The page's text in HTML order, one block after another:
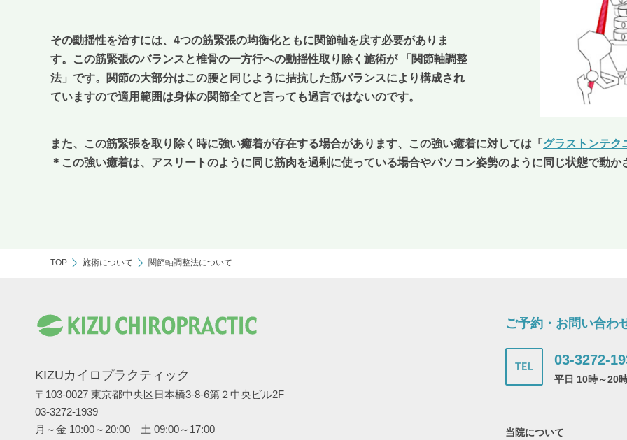
その動揺性を治すには、4つの筋緊張の均衡化ともに関節軸を戻す必要がありま
す。この筋緊張のバランスと椎骨の一方行への動揺性取り除く施術が 「関節軸調整
法」です。関節の大部分はこの腰と同じように拮抗した筋バランスにより構成され
ていますので適用範囲は身体の関節全てと言っても過言ではないのです。
また、この筋緊張を取り除く時に強い癒着が存在する場合があります、この強い癒着に対しては「 グラストンテク
＊この強い癒着は、アスリートのように同じ筋肉を過剰に使っている場合やパソコン姿勢のように同じ状態で動
TOP 施術について 関節軸調整法について
KIZUカイロプラクティック
〒103-0027 東京都中央区日本橋3-8-6第２中央ビル2F
03-3272-1939
月～金 10:00～20:00 土 09:00～17:00
ご予約・お問い合わ
03-3272-
平日 10時～20
当院について